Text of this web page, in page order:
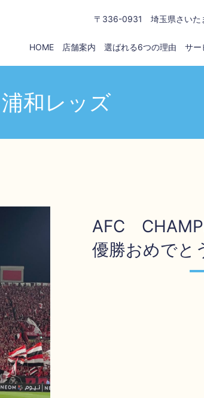
HOME
店舗案内 選ばれる6つの理由 サー
〒336-0931 埼玉県さいた
浦和レッズ
AFC
優勝おめでと